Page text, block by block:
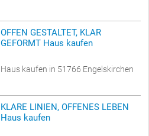
OFFEN GESTALTET, KLAR
GEFORMT Haus kaufen
Haus kaufen in 51766 Engelskirchen
KLARE LINIEN, OFFENES LEBEN
Haus kaufen